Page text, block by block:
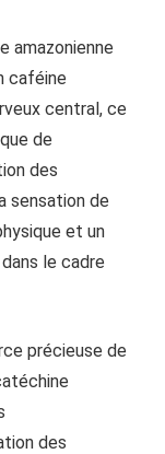
amazonienne
caféine
central, ce
de
des
sensation de
et un
le cadre
précieuse de
des